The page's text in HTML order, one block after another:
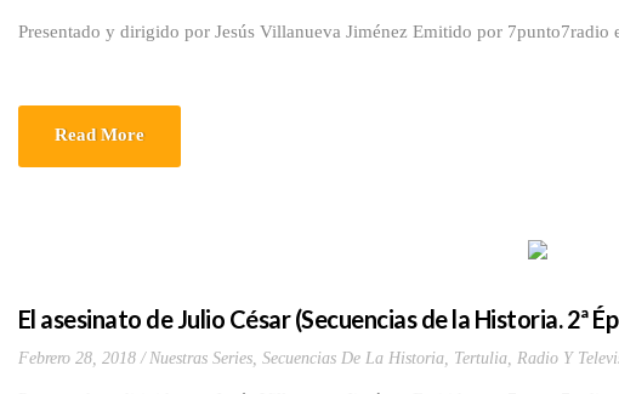
Presentado y dirigido por Jesús Villanueva Jiménez Emitido por 7punto7radio
Read More
El asesinato de Julio César (Secuencias de la Historia. 2ª
Febrero 28, 2018 Nuestras Series, Secuencias De La Historia, Tertulia, Radio Y